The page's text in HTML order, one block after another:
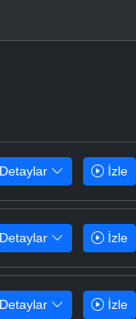
Detaylar İzle
Detaylar İzle
Detaylar İzle